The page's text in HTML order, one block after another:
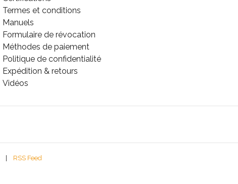
Termes et conditions
Manuels
Formulaire de révocation
Méthodes de paiement
Politique de confidentialité
Expédition & retours
Vidéos
RSS Feed